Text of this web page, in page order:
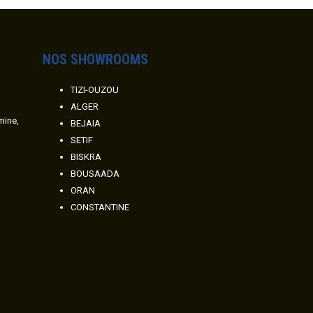
NOS SHOWROOMS
TIZI-OUZOU
ALGER
BEJAIA
SETIF
BISKRA
BOUSAADA
ORAN
CONSTANTINE